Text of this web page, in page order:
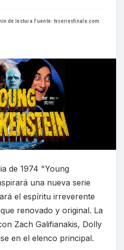
de lectura·Fuente: tvseriesfinale.com
de 1974 "Young
una nueva serie
el espíritu irreverente
renovado y original. La
Zach Galifianakis, Dolly
en el elenco principal.